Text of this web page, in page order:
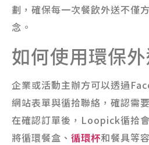
劃，確保每一次餐飲外送不僅
念。
如何使用環保
企業或活動主辦方可以透過
網站表單與循拾聯絡，確認需
在確認訂單後，Loopick循拾
將循環餐盒、 循環杯和餐具等